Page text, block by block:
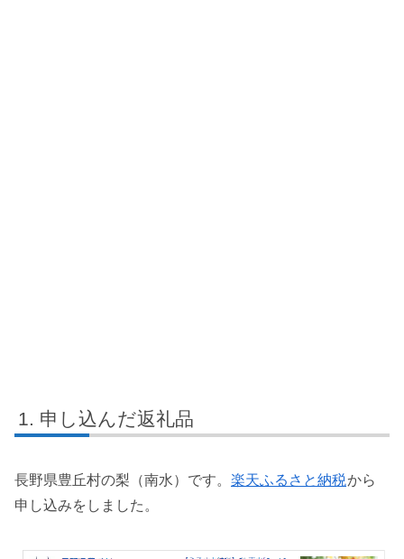
申し込んだ返礼品
長野県豊丘村の梨（南水）です。 楽天ふるさと納税から
申し込みをしました。